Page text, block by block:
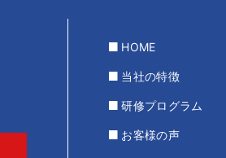
HOME
当社の特徴
研修プログラム
お客様の声